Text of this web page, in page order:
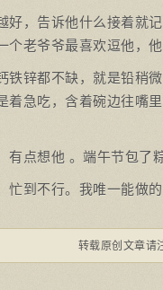
好，告诉他什么接着就
个老爷爷最喜欢逗他，
铁锌都不缺，就是铅稍
着急吃，含着碗边往嘴
有点想他 。端午节包了
忙到不行。我唯一能做
转载原创文章请